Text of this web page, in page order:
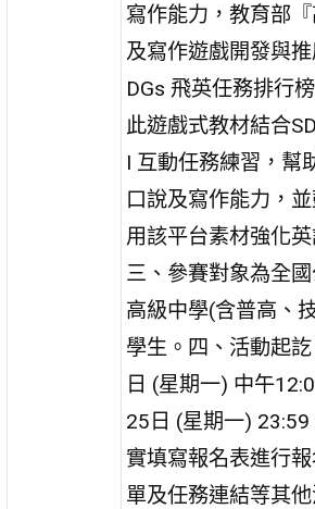
寫作能力，教育部
及寫作遊戲開發與
DGs 飛英任務排行
此遊戲式教材結合
I 互動任務練習，幫
口說及寫作能力，
用該平台素材強化
三、參賽對象為全
高級中學(含普高、
學生。四、活動起
日 (星期一) 中午
25日 (星期一)
實填寫報名表進行
單及任務連結等其